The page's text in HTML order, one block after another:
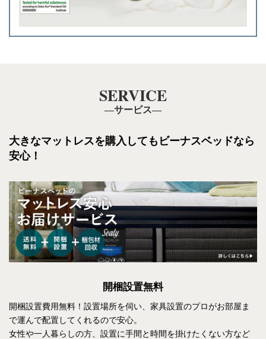
SERVICE
―サービス―
大きなマットレスを購入しても ビーナスベッドなら
安心！
開梱設置無料
開梱設置費用無料！設置場所を伺い、家具設置のプロがお部屋ま
で運んで配置してくれるので安心。
女性や一人暮らしの方、設置に手間と時間を掛けたくない方など